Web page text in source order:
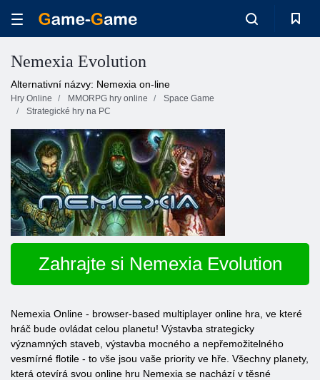
Nemexia Evolution
Alternativní názvy: Nemexia on-line
Hry Online MMORPG hry online
Space Game
Strategické hry na PC
Zahrajte si Nemexia Evolution
Nemexia Online - browser-based multiplayer online hra, ve které
hráč bude ovládat celou planetu! Výstavba strategicky
významných staveb, výstavba mocného a nepřemožitelného
vesmírné flotile - to vše jsou vaše priority ve hře. Všechny planety,
která otevírá svou online hru Nemexia se nachází v těsné